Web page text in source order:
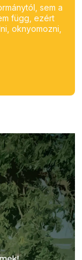
sem a
függ, ezért
oknyomozni,